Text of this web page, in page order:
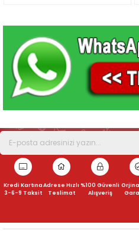
Kredi Kartına
3-6-9 Taksit
Adrese Hızlı
Teslimat
%100 Güvenli
Alışveriş